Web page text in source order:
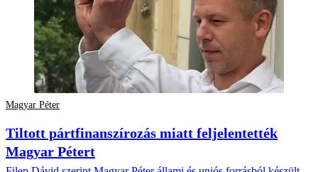
Magyar Péter
Tiltott pártfinanszírozás miatt feljelentették
Magyar Pétert